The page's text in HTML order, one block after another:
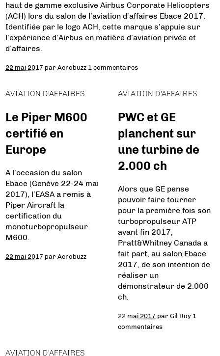
haut de gamme exclusive Airbus Corporate Helicopters
(ACH) lors du salon de l’aviation d’affaires Ebace 2017.
Identifiée par le logo ACH, cette marque s’appuie sur
l’expérience d’Airbus en matière d’aviation privée et
d’affaires.
22 mai 2017 parAerobuzz 1 commentaires
AVIATION D'AFFAIRES
Le Piper M600
certifié en
Europe
A l’occasion du salon
Ebace (Genève 22-24 mai
2017), l’EASA a remis à
Piper Aircraft la
certification du
monoturbopropulseur
M600.
22 mai 2017 parAerobuzz
AVIATION D'AFFAIRES
PWC et GE
planchent sur
une turbine de
2.000 ch
Alors que GE pense
pouvoir faire tourner
pour la première fois son
turbopropulseur ATP
avant fin 2017,
Pratt&Whitney Canada a
fait part, au salon Ebace
2017, de son intention de
réaliser un
démonstrateur de 2.000
ch.
22 mai 2017 parGil Roy 1
commentaires
AVIATION D'AFFAIRES